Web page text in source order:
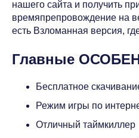
нашего сайта и получить
времяпрепровождение на
есть Взломанная версия,
Главные
Бесплатное
Режим игры по
Отличный таймкиллер